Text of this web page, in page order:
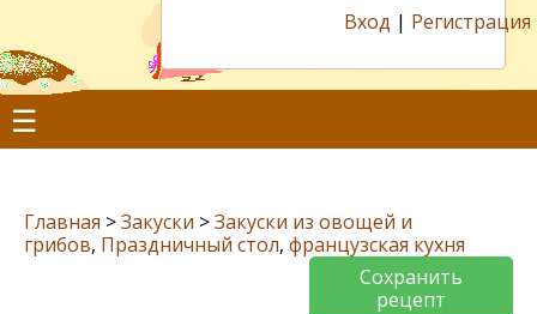
Вход | Регистрация
☰
Главная >Закуски >Закуски из овощей и
грибов, Праздничный стол, французская кухня
Сохранить
рецепт